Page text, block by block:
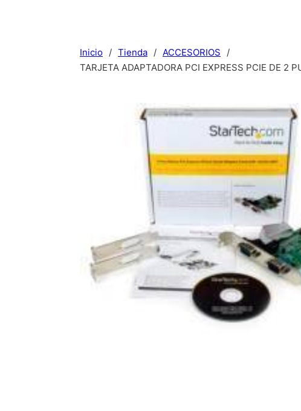
Inicio / Tienda / ACCESORIOS
/
TARJETA ADAPTADORA PCI EXPRESS PCIE DE 2